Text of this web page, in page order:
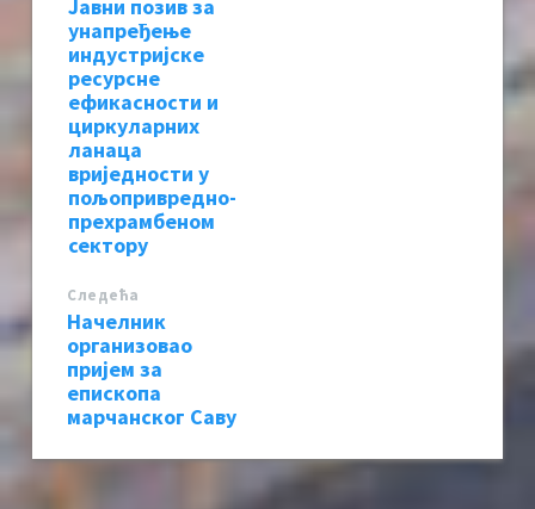
Јавни позив за
унапређење
индустријске
ресурсне
ефикасности и
циркуларних
ланаца
вриједности у
пољопривредно-
прехрамбеном
сектору
Следећa
Начелник
организовао
пријем за
епископа
марчанског Саву